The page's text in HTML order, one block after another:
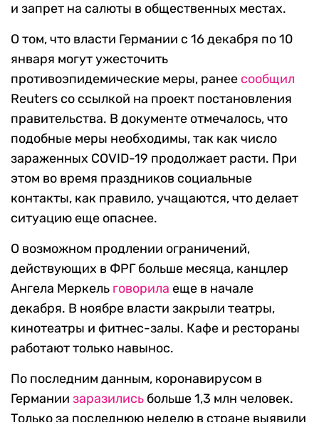
и запрет на салюты в общественных местах.
О том, что власти Германии с 16 декабря по 10
января могут ужесточить
противоэпидемические меры, ранее сообщил
Reuters со ссылкой на проект постановления
правительства. В документе отмечалось, что
подобные меры необходимы, так как число
зараженных COVID-19 продолжает расти. При
этом во время праздников социальные
контакты, как правило, учащаются, что делает
ситуацию еще опаснее.
О возможном продлении ограничений,
действующих в ФРГ больше месяца, канцлер
Ангела Меркель говорила еще в начале
декабря. В ноябре власти закрыли театры,
кинотеатры и фитнес-залы. Кафе и рестораны
работают только навынос.
По последним данным, коронавирусом в
Германии заразились больше 1,3 млн человек.
Только за последнюю неделю в стране выявили